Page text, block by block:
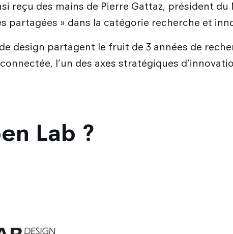
reçu des mains de Pierre Gattaz, président du
partagées » dans la catégorie recherche et
design partagent le fruit de 3 années de
l’un des axes stratégiques
Lab ?